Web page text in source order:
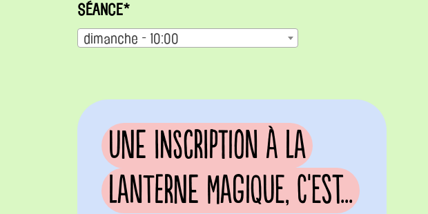
SÉANCE*
dimanche - 10:00
Une inscription à La
Lanterne Magique, c'est...